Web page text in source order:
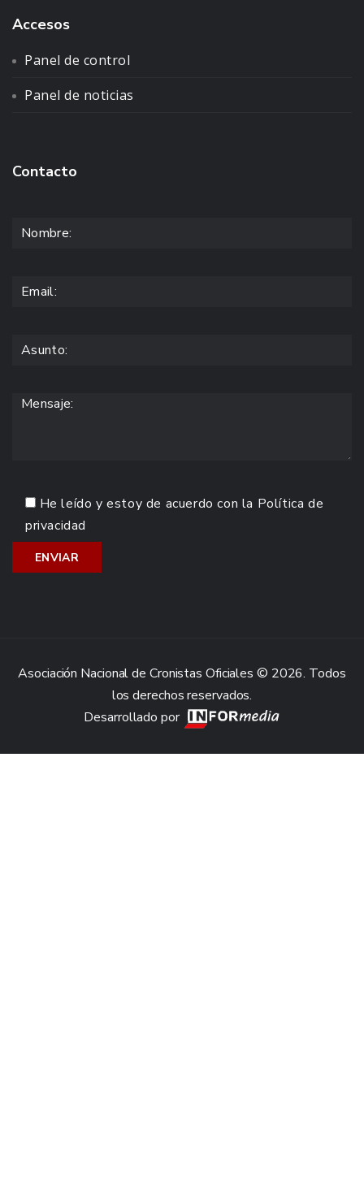
Accesos
Panel de control
Panel de noticias
Contacto
He leído y estoy de acuerdo con la Política de
privacidad
Asociación Nacional de Cronistas Oficiales © 2026. Todos
los derechos reservados.
Desarrollado por